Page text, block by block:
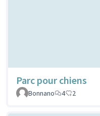
Parc pour chiens
Bonnano
4 2